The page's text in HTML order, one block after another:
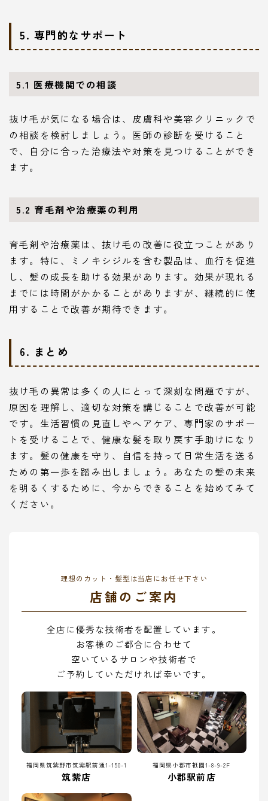
5. 専門的なサポート
5.1 医療機関での相談
抜け毛が気になる場合は、皮膚科や美容クリニックで
の相談を検討しましょう。医師の診断を受けること
で、自分に合った治療法や対策を見つけることができ
ます。
5.2 育毛剤や治療薬の利用
育毛剤や治療薬は、抜け毛の改善に役立つことがあり
ます。特に、ミノキシジルを含む製品は、血行を促進
し、髪の成長を助ける効果があります。効果が現れる
までには時間がかかることがありますが、継続的に使
用することで改善が期待できます。
6. まとめ
抜け毛の異常は多くの人にとって深刻な問題ですが、
原因を理解し、適切な対策を講じることで改善が可能
です。生活習慣の見直しやヘアケア、専門家のサポー
トを受けることで、健康な髪を取り戻す手助けになり
ます。髪の健康を守り、自信を持って日常生活を送る
ための第一歩を踏み出しましょう。あなたの髪の未来
を明るくするために、今からできることを始めてみて
ください。
理想のカット・髪型は当店にお任せ下さい
店舗のご案内
全店に優秀な技術者を配置しています。
お客様のご都合に合わせて
空いているサロンや技術者で
ご予約していただければ幸いです。
福岡県筑紫野市筑紫駅前通1-150-1
筑紫店
福岡県小郡市祇園1-8-9-2F
小郡駅前店